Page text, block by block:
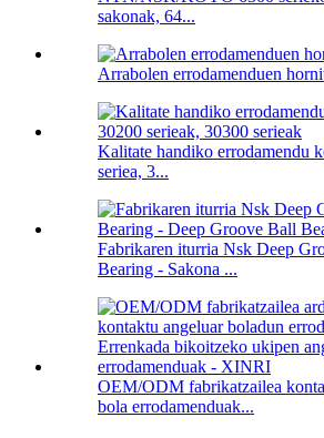
sakonak, 64...
Arrabolen errodamenduen
Kalitate handiko errodamendu
seriea, 3...
Fabrikaren iturria Nsk Deep
Bearing - Sakona ...
OEM/ODM fabrikatzailea
bola errodamenduak...